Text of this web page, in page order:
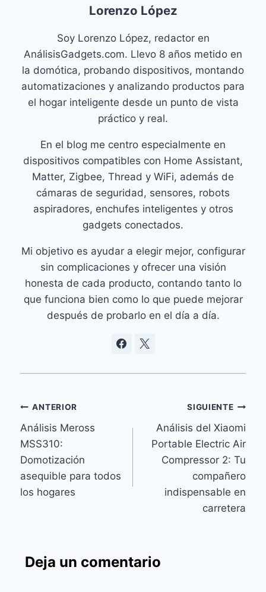
Lorenzo López
Soy Lorenzo López, redactor en
AnálisisGadgets.com. Llevo 8 años metido en
la domótica, probando dispositivos, montando
automatizaciones y analizando productos para
el hogar inteligente desde un punto de vista
práctico y real.
En el blog me centro especialmente en
dispositivos compatibles con Home Assistant,
Matter, Zigbee, Thread y WiFi, además de
cámaras de seguridad, sensores, robots
aspiradores, enchufes inteligentes y otros
gadgets conectados.
Mi objetivo es ayudar a elegir mejor, configurar
sin complicaciones y ofrecer una visión
honesta de cada producto, contando tanto lo
que funciona bien como lo que puede mejorar
después de probarlo en el día a día.
Navegación
de
entradas
ANTERIOR
Análisis Meross
MSS310:
Domotización
asequible para todos
los hogares
SIGUIENTE
Análisis del Xiaomi
Portable Electric Air
Compressor 2: Tu
compañero
indispensable en
carretera
Deja un comentario